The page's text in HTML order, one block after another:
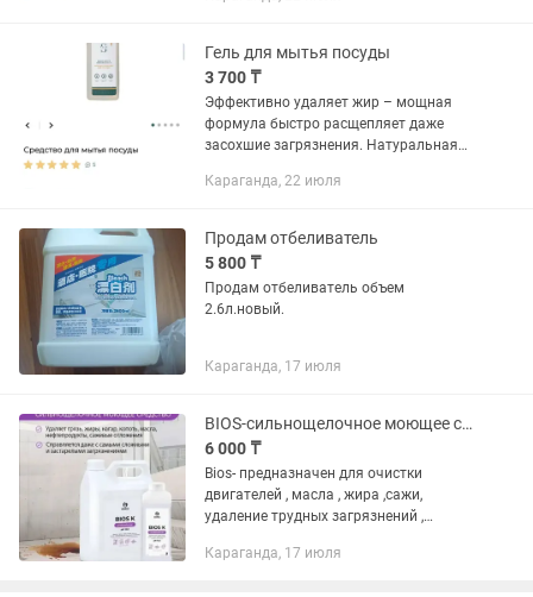
Устраняет...
Гель для мытья посуды
3 700 ₸
Эффективно удаляет жир – мощная
формула быстро расщепляет даже
засохшие загрязнения. Натуральная
обладает антимикробными
цитрусовый...
Караганда, 22 июля
Продам отбеливатель
5 800 ₸
Продам отбеливатель объем
2.6л.новый.
Караганда, 17 июля
BIOS-сильнощелочное моющее средство
6 000 ₸
Bios- предназначен для очистки
двигателей , масла , жира ,сажи,
удаление трудных загрязнений ,
за 1л - 2.000.От 3-х канистр цена
Караганда, 17 июля